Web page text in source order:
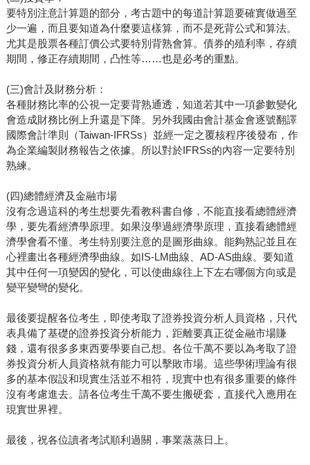
要特別注意計算題的部分，考古題中的每道計算題要確實做過至
少一遍，而且要知道為什麼要這樣算，而不是死背公式和算法。
尤其是股票各種訂價公式要特別背熟會算。債券的殖利率，存續
期間，修正存續期間，凸性等……也是必考的重點。
(三)會計及財務分析：
各種財務比率的公視一定要背熟通透，知道若其中一項參數變化
會造成財務比例上升還是下降。另外我國由會計基金會逐號翻譯
國際會計準則（Taiwan-IFRSs）並經一定之覆核程序後發布，作
為企業編製財務報告之依據。所以對於IFRSs的內容一定要特別
熟練。
(四)總體經濟及金融市場
沒有念過這科的考生想要先看教科書自修，不能直接看總體經濟
學，要先看經濟學原理。如果沒學過經濟學原理，直接看總體經
濟學會看不懂。考生特別要注意的是圖形曲線。能夠熟記並且在
心裡畫出各種經濟學曲線。如IS-LM曲線、AD-AS曲線。要知道
其中任何一項變因的變化，可以使曲線往上下左右哪個方向或是
變平變彎的變化。
最後要提醒各位考生，即使考取了證券投資分析人員資格，只代
表具備了基礎的證券投資分析能力，距離要真正從金融市場賺
錢，還有很多多東西要學要自己想。各位千萬不要以為考取了證
券投資分析人員資格就有能力可以擊敗市場。這些學術理論有很
多的基本假設和現實生活並不相符，現實中也有很多重要的條件
沒有考慮進去。請各位考生千萬不要生搬硬套，直接代入應用在
現實世界裡。
最後，祝各位讀者考試順利過關，事業蒸蒸日上。